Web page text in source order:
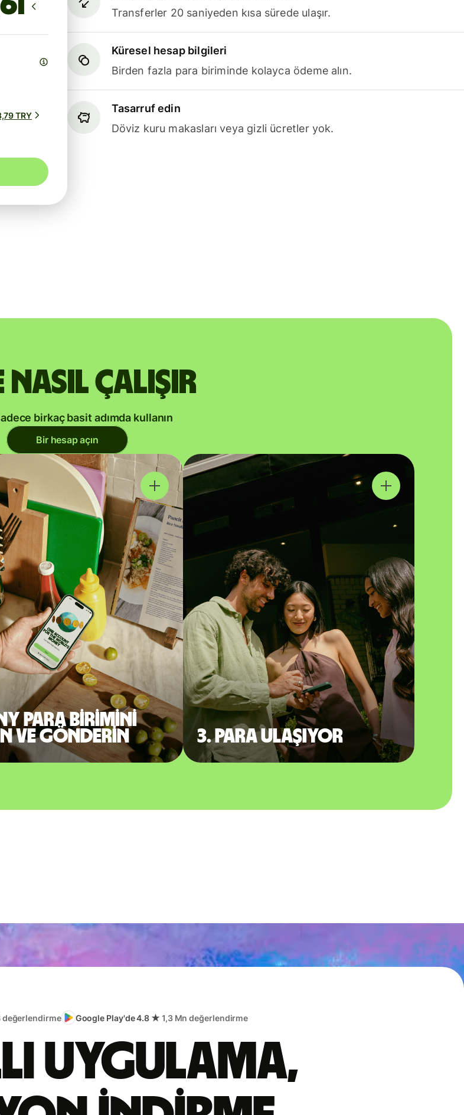
Transferler 20 saniyeden kısa sürede ulaşır.
Küresel hesap bilgileri
Birden fazla para biriminde kolayca ödeme alın.
Tasarruf edin
Döviz kuru makasları veya gizli ücretler yok.
TRY
nasıl çalışır
birkaç basit adımda kullanın
Bir hesap açın
para birimini
ve gönderin
3. Para ulaşıyor
değerlendirme Google Play'de 4.8 ★ 1,3 Mn değerlendirme
uygulama,